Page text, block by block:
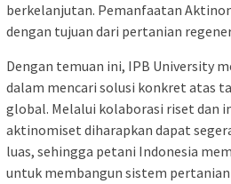
berkelanjutan. Pemanfaatan
dengan tujuan dari pertanian
Dengan temuan ini, IPB University
dalam mencari solusi konkret atas
global. Melalui kolaborasi riset dan
aktinomiset diharapkan dapat
luas, sehingga petani Indonesia
untuk membangun sistem